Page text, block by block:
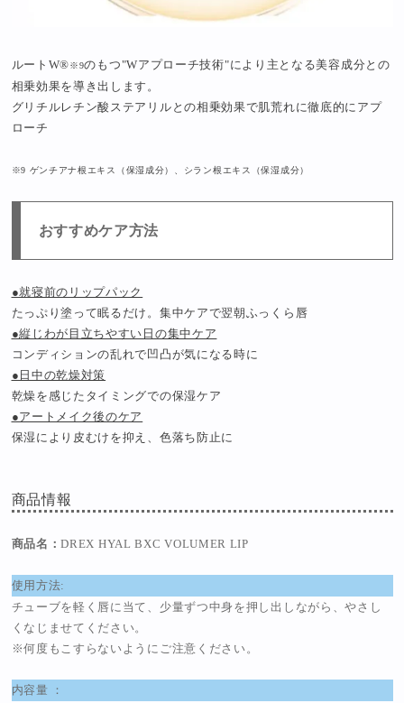
ルートW®※9のもつ"Wアプローチ技術"により主となる美容成分との
相乗効果を導き出します。
グリチルレチン酸ステアリルとの相乗効果で肌荒れに徹底的にアプ
ローチ
※9 ゲンチアナ根エキス（保湿成分）、シラン根エキス（保湿成分）
おすすめケア方法
●就寝前のリップパック
たっぷり塗って眠るだけ。集中ケアで翌朝ふっくら唇
●縦じわが目立ちやすい日の集中ケア
コンディションの乱れで凹凸が気になる時に
●日中の乾燥対策
乾燥を感じたタイミングでの保湿ケア
●アートメイク後のケア
保湿により皮むけを抑え、色落ち防止に
商品情報
商品名：DREX HYAL BXC VOLUMER LIP
使用方法:
チューブを軽く唇に当て、少量ずつ中身を押し出しながら、やさし
くなじませてください。
※何度もこすらないようにご注意ください。
内容量 ：